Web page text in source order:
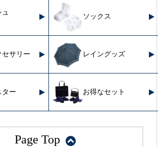
ュ
ソックス
セサリー レイングッズ
ター お得なセット
Page Top